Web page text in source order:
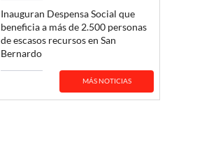
Inauguran Despensa Social que
beneficia a más de 2.500 personas
de escasos recursos en San
Bernardo
MÁS NOTICIAS